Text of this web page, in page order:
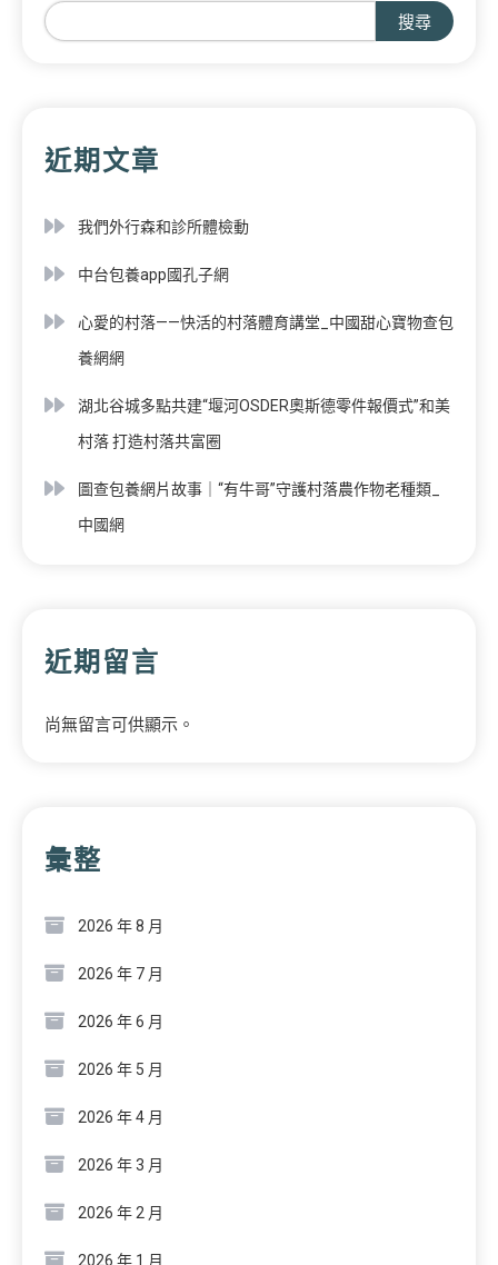
搜尋
近期文章
我們外行森和診所體檢動
中台包養app國孔子網
心愛的村落——快活的村落體育講堂_中國甜心寶物查包
養網網
湖北谷城多點共建“堰河OSDER奧斯德零件報價式”和美
村落 打造村落共富圈
圖查包養網片故事｜“有牛哥”守護村落農作物老種類_
中國網
近期留言
尚無留言可供顯示。
彙整
2026 年 8 月
2026 年 7 月
2026 年 6 月
2026 年 5 月
2026 年 4 月
2026 年 3 月
2026 年 2 月
2026 年 1 月